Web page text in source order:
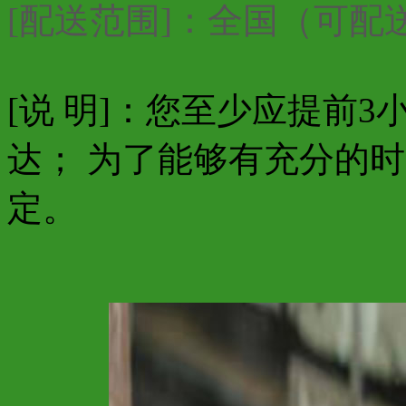
[配送范围]：全国（可配
[说 明]：您至少应提前3
达； 为了能够有充分的
定。